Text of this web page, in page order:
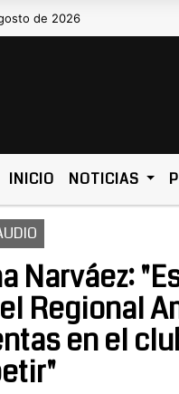
de 2026
Sábado 8 de Agosto de
INICIO NOTICIAS
Narváez:
Regional
en el